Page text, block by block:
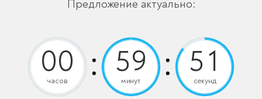
Предложение актуально:
часов минут секунд